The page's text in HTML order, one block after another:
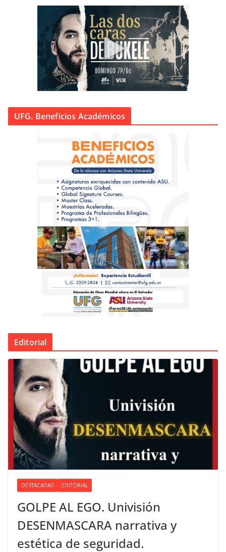
UFG. Beneficios Académicos
Editorial
DESTACADAS EDITORIAL
GOLPE AL EGO. Univisión
DESENMASCARA narrativa y
estética de seguridad.